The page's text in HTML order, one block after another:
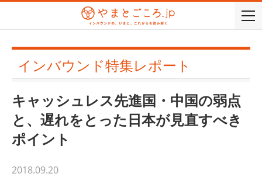
インバウンド特集レポート
キャッシュレス先進国・中国の弱点
と、遅れをとった日本が見直すべき
ポイント
2018.09.20